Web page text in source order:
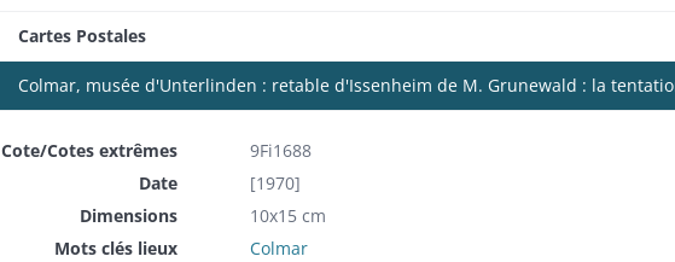
Cartes Postales
Colmar, musée d'Unterlinden : retable d'Issenheim de M. Grunewald : la
Cote/Cotes extrêmes
9Fi1688
Date
[1970]
Dimensions
10x15 cm
Mots clés lieux
Colmar